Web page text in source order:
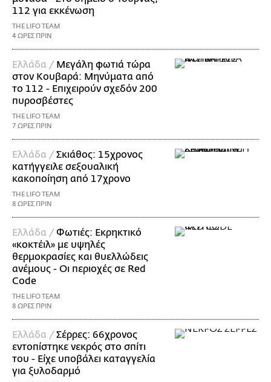
112 για εκκένωση
THE LIFO TEAM
4 ΩΡΕΣ ΠΡΙΝ
Ελλάδα / Μεγάλη φωτιά τώρα
στον Κουβαρά: Μηνύματα από
το 112 - Επιχειρούν σχεδόν 200
πυροσβέστες
THE LIFO TEAM
7 ΩΡΕΣ ΠΡΙΝ
Ελλάδα / Σκιάθος: 15χρονος
κατήγγειλε σεξουαλική
κακοποίηση από 17χρονο
THE LIFO TEAM
8 ΩΡΕΣ ΠΡΙΝ
Ελλάδα / Φωτιές: Εκρηκτικό
«κοκτέιλ» με υψηλές
θερμοκρασίες και θυελλώδεις
ανέμους - Οι περιοχές σε Red
Code
THE LIFO TEAM
8 ΩΡΕΣ ΠΡΙΝ
Ελλάδα / Σέρρες: 66χρονος
εντοπίστηκε νεκρός στο σπίτι
του - Είχε υποβάλει καταγγελία
για ξυλοδαρμό